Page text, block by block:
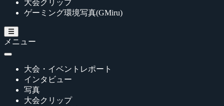
大会クリップ
ゲーミング環境写真(GMiru)
メニュー
大会・イベントレポート
インタビュー
写真
大会クリップ